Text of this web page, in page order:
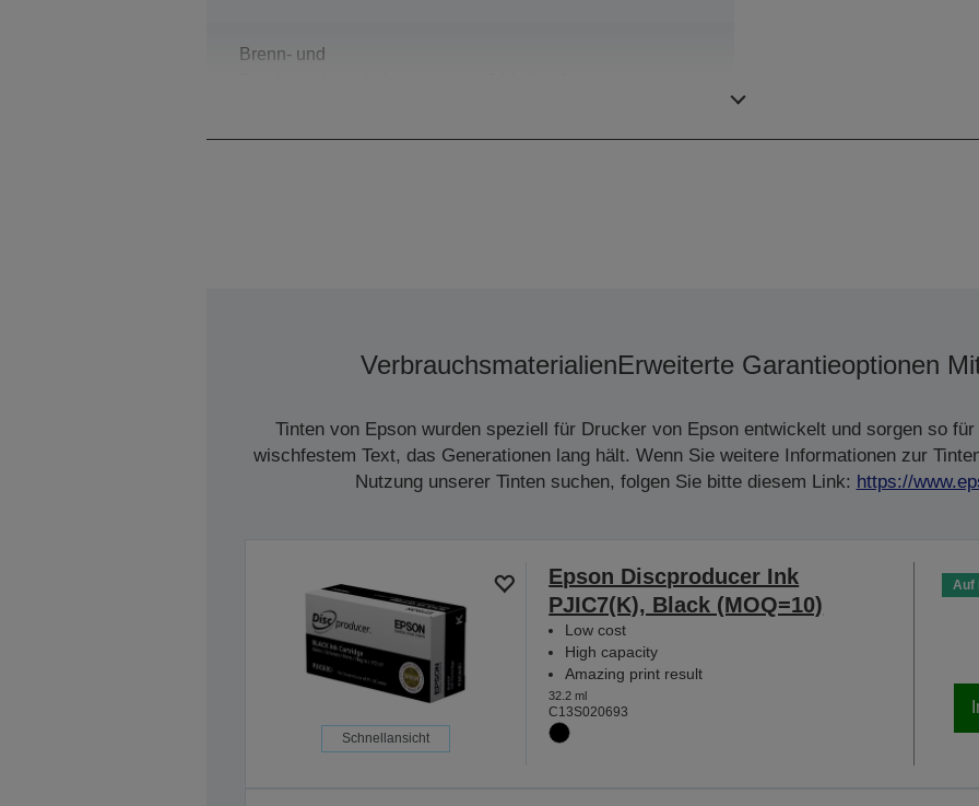
Brenn- und
VerbrauchsmaterialienErweiterte Garantieoptionen
Tinten von Epson wurden speziell für Drucker von Epson entwickelt und sorgen so
wischfestem Text, das Generationen lang hält. Wenn Sie weitere Informationen zur
Nutzung unserer Tinten suchen, folgen Sie bitte diesem Link: https://
Schnellansicht
Epson Discproducer Ink
PJIC7(K), Black (MOQ=10)
Low cost
High capacity
Amazing print result
32.2 ml
C13S020693
Auf